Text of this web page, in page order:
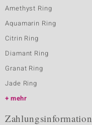
Amethyst Ring
Aquamarin Ring
Citrin Ring
Diamant Ring
Granat Ring
Jade Ring
mehr
Zahlungsinformation